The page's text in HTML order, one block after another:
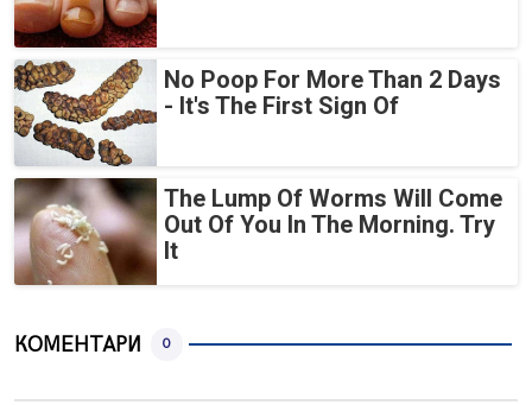
No Poop For More Than 2 Days
- It's The First Sign Of
The Lump Of Worms Will Come
Out Of You In The Morning. Try
It
КОМЕНТАРИ 0